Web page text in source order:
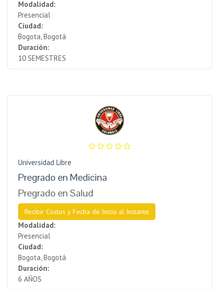
Modalidad:
Presencial
Ciudad:
Bogota, Bogotá
Duración:
10 SEMESTRES
Universidad Libre
Pregrado en Medicina
Pregrado en Salud
Recibir Costos y Fecha de Inicio al Instante
Modalidad:
Presencial
Ciudad:
Bogota, Bogotá
Duración:
6 AÑOS